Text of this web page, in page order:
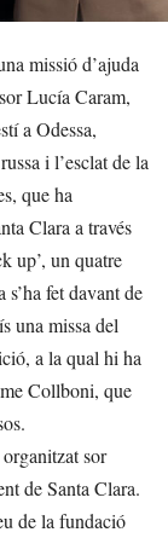
missió d’ajuda
Lucía Caram,
a Odessa,
i l’esclat de la
que ha
Clara a través
up’, un quatre
fet davant de
una missa del
a la qual hi ha
Collboni, que
sor
de Santa Clara.
de la fundació